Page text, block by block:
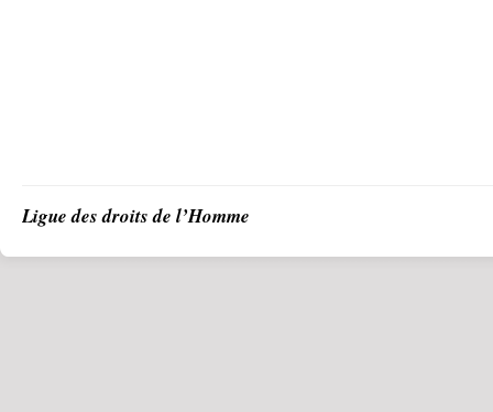
Ligue des droits de l’Homme